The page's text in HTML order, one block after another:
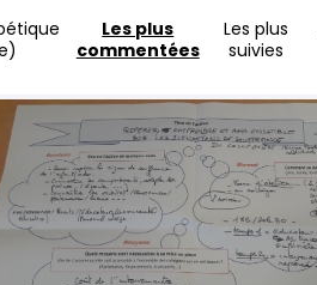
Les plus
commentées
Les plus
suivies